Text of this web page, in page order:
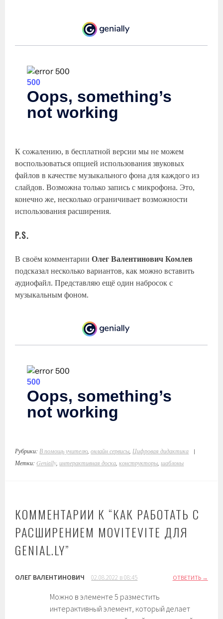
К сожалению, в бесплатной версии мы не можем
воспользоваться опцией использования звуковых
файлов в качестве музыкального фона для каждого из
слайдов. Возможна только запись с микрофона. Это,
конечно же, несколько ограничивает возможности
использования расширения.
P.S.
В своём комментарииОлег Валентинович Комлев
подсказал несколько вариантов, как можно вставить
аудиофайл. Представляю ещё один набросок с
музыкальным фоном.
Рубрики:В помощь учителю,онлайн сервисы,Цифровая дидактика
|
Метки:Genially,интерактивная доска,конструкторы,шаблоны
КОММЕНТАРИИ К “КАК РАБОТАТЬ С
РАСШИРЕНИЕМ MOVITEVITE ДЛЯ
GENIAL.LY”
ОЛЕГ ВАЛЕНТИНОВИЧ 02.08.2022 в 08:45 ОТВЕТИТЬ
Можно в элементе 5 разместить
интерактивный элемент, который делает